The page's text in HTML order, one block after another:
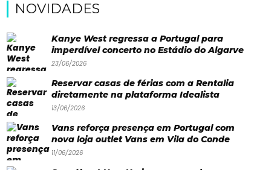
dormir?
Restaurantes
Praias
Paradisíacas
Swimwear
Eventos
NOVIDADES
Kanye West regressa a Portugal para
imperdível concerto no Estádio do Algarve
23/06/2026
Reservar casas de férias com a Rentalia
diretamente na plataforma Idealista
13/06/2026
Vans reforça presença em Portugal com
nova loja outlet Vans em Vila do Conde
11/06/2026